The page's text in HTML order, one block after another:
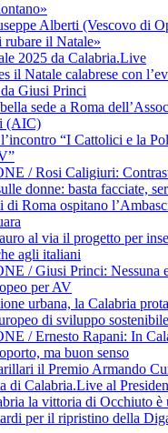
Alberti (Vescovo di
rubare il Natale»
2025 da Calabria.Live
il Natale calabrese con
Giusi Princi
sede a Roma
(AIC)
“I Cattolici e la
/ Rosi Caligiuri:
donne: basta facciate,
di Roma ospitano
al via il progetto per
agli italiani
/ Giusi Princi: Nessuna
per AV
urbana, la Calabria
di sviluppo sostenibile
/ Ernesto Rapani: In
ma buon senso
il Premio Armando
di Calabria.Live al
la vittoria di Occhiuto è
per il ripristino della